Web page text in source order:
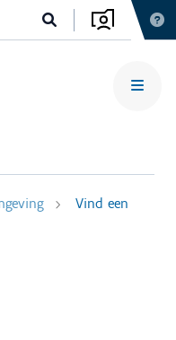
Vind een